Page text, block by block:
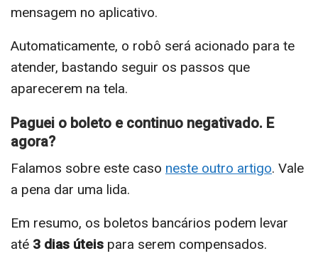
mensagem no aplicativo.
Automaticamente, o robô será acionado para te
atender, bastando seguir os passos que
aparecerem na tela.
Paguei o boleto e continuo negativado. E
agora?
Falamos sobre este caso neste outro artigo. Vale
a pena dar uma lida.
Em resumo, os boletos bancários podem levar
até 3 dias úteis para serem compensados.